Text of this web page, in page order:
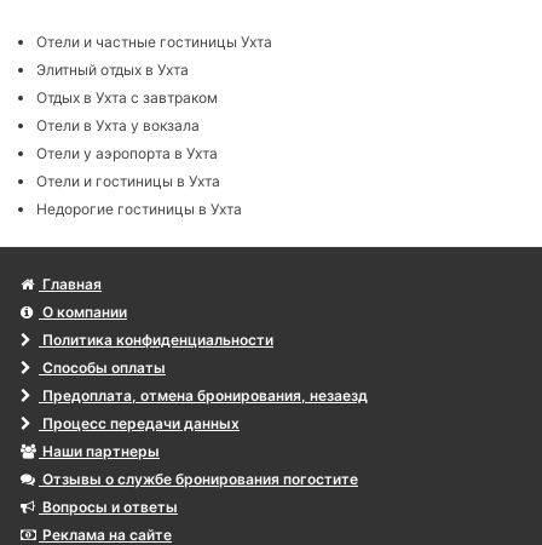
Отели и частные гостиницы Ухта
Элитный отдых в Ухта
Отдых в Ухта с завтраком
Отели в Ухта у вокзала
Отели у аэропорта в Ухта
Отели и гостиницы в Ухта
Недорогие гостиницы в Ухта
Главная
О компании
Политика конфиденциальности
Способы оплаты
Предоплата, отмена бронирования, незаезд
Процесс передачи данных
Наши партнеры
Отзывы о службе бронирования погостите
Вопросы и ответы
Реклама на сайте